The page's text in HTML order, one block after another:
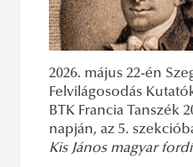
2026. május 22-én
Felvilágosodás
BTK Francia
napján, az 5.
Kis János magyar